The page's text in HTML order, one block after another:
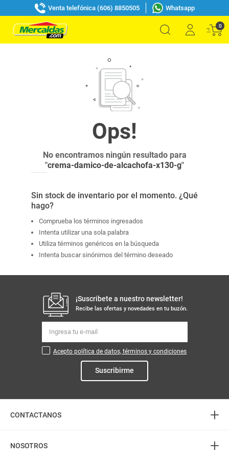
Venta telefónica (606) 8850505 Whatsapp
0
No encontramos ningún resultado para
"crema-damico-de-alcachofa-x130-g"
Sin stock de inventario por el momento. ¿Qué
hago?
Comprueba los términos ingresados
Intenta utilizar una sola palabra
Utiliza términos genéricos en la búsqueda
Intenta buscar sinónimos del término deseado
¡Suscribete a nuestro newsletter!
Recibe las ofertas y novedades en tu buzón.
Acepto política de datos, términos y condiciones
Suscribirme
CONTACTANOS +
Atención telefónica
NOSOTROS +